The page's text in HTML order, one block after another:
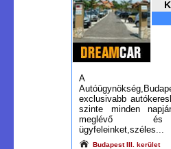
A
exclusivabb
szinte minden
meglévő
ügyfeleinket,széles...
Budapest III. kerület